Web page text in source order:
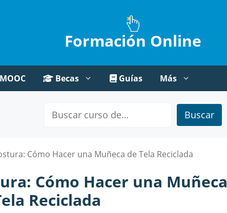
Formación Online
Becas Guías Más
Buscar
Cómo Hacer una Muñeca de Tela Reciclada
Cómo Hacer una Muñeca
Reciclada